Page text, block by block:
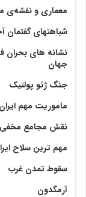
معماری و نقشه‌ی
شباهتهای گفتمان
نشانه های بحران
جهان
جنگ ژئو پولتیک
ماموریت مهم ایران
نقش مجامع مخفی
مهم ترین سلاح
سقوط تمدن غرب
آرمگدون